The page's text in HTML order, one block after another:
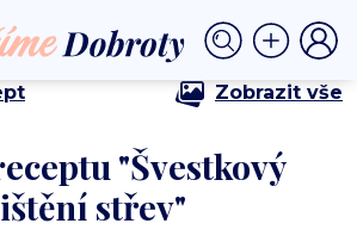
odvar na čištění střev
Zobrazit vše
"Švestkový
střev"